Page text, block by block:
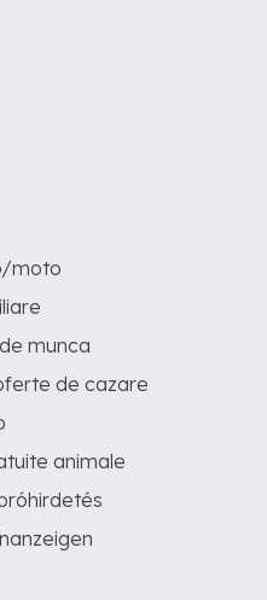
moto
munca
de cazare
animale